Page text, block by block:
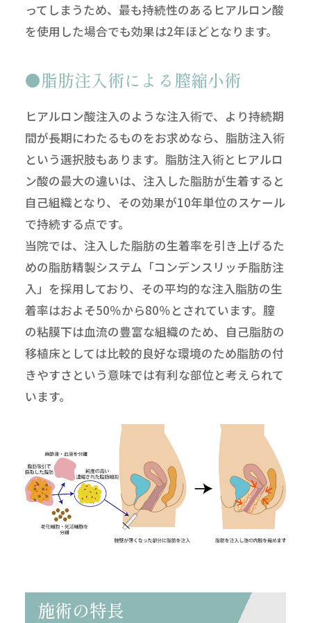
ってしまうため、最も持続性のあるヒアルロン酸
を使用した場合でも効果は2年ほどとなります。
脂肪注入術による膣縮小術
ヒアルロン酸注入のような注入術で、より持続期
間が長期にわたるものをお求めなら、脂肪注入術
という選択肢もあります。脂肪注入術とヒアルロ
ン酸の最大の違いは、注入した脂肪が生着すると
自己組織となり、その効果が10年単位のスケール
で持続する点です。
当院では、注入した脂肪の生着率を引き上げるた
めの脂肪精製システム「コンデンスリッチ脂肪注
入」を採用しており、その平均的な注入脂肪の生
着率はおよそ50％から80％とされています。膣
の粘膜下は血流の豊富な組織のため、自己脂肪の
移植床としては比較的良好な環境のため脂肪の付
きやすさという意味では有利な部位と考えられて
います。
施術の特長